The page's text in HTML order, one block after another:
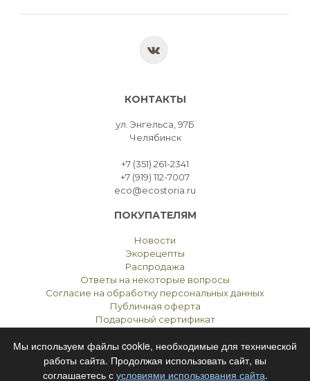
КОНТАКТЫ
ул. Энгельса, 97Б
Челябинск
+7 (351) 261-2341
+7 (919) 112-7007
eco@ecostoria.ru
ПОКУПАТЕЛЯМ
Новости
Экорецепты
Распродажа
Ответы на некоторые вопросы
Согласие на обработку персональных данных
Публичная оферта
Подарочный сертификат
ЭКОСТОРИЯЧЕЛЯБИНСК © 2021
Мы используем файлы cookie, необходимые для технической
работы сайта. Продолжая использовать сайт, вы
соглашаетесь с условиями использования сайта.